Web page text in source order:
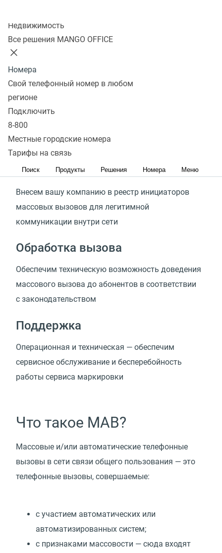
Недвижимость
Все решения MANGO OFFICE
Номера
Свой телефонный номер в любом
регионе
Подключить
8-800
Местные городские номера
Тарифы на связь
Поиск Продукты Решения Номера Меню
Что входит в услугу?
Верификация
Проверим, подходит ли деятельность вашей
компании для регистрации в реестре инициаторов
массовых вызовов
Регистрация
Внесем вашу компанию в реестр инициаторов
массовых вызовов для легитимной
коммуникации внутри сети
Обработка вызова
Обеспечим техническую возможность доведения
массового вызова до абонентов в соответствии
с законодательством
Поддержка
Операционная и техническая — обеспечим
сервисное обслуживание и бесперебойность
работы сервиса маркировки
Что такое МАВ?
Массовые и/или автоматические телефонные
вызовы в сети связи общего пользования — это
телефонные вызовы, совершаемые:
с участием автоматических или
автоматизированных систем;
с признаками массовости — сюда входят